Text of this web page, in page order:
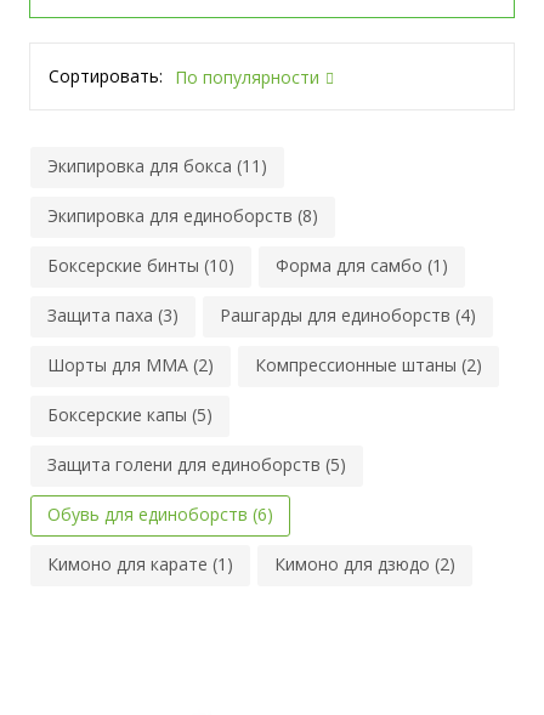
Сортировать: По популярности
Экипировка для бокса (11)
Экипировка для единоборств (8)
Боксерские бинты (10) Форма для самбо (1)
Защита паха (3) Рашгарды для единоборств (4)
Шорты для MMA (2) Компрессионные штаны (2)
Боксерские капы (5)
Защита голени для единоборств (5)
Обувь для единоборств (6)
Кимоно для карате (1) Кимоно для дзюдо (2)